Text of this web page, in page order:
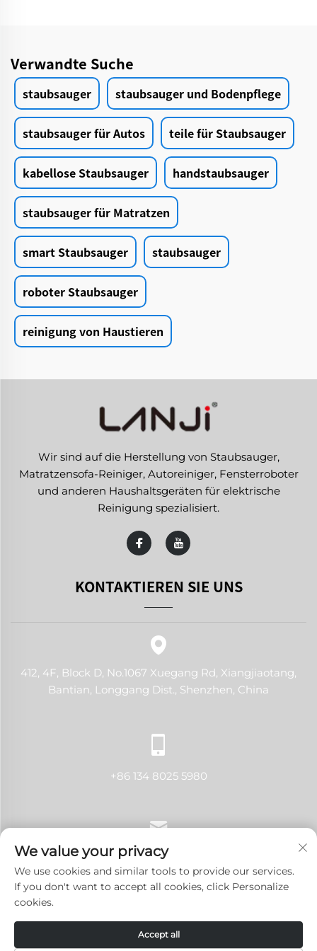
Verwandte Suche
staubsauger staubsauger und Bodenpflege
staubsauger für Autos teile für Staubsauger
kabellose Staubsauger handstaubsauger
staubsauger für Matratzen
smart Staubsauger staubsauger
roboter Staubsauger
reinigung von Haustieren
Wir sind auf die Herstellung von Staubsauger,
Matratzensofa-Reiniger, Autoreiniger, Fensterroboter
und anderen Haushaltsgeräten für elektrische
Reinigung spezialisiert.
KONTAKTIEREN SIE UNS
412, 4F, Block D, No.1067 Xuegang Rd, Xiangjiaotang,
Bantian, Longgang Dist., Shenzhen, China
+86 134 8025 5980
[email protected]
Urheberrecht © 2024 Shenzhen LANJI Tech Co., Ltd. Alle
Datenschutzrichtlinie
We value your privacy
We use cookies and similar tools to provide our services.
If you don't want to accept all cookies, click Personalize
cookies.
Accept all